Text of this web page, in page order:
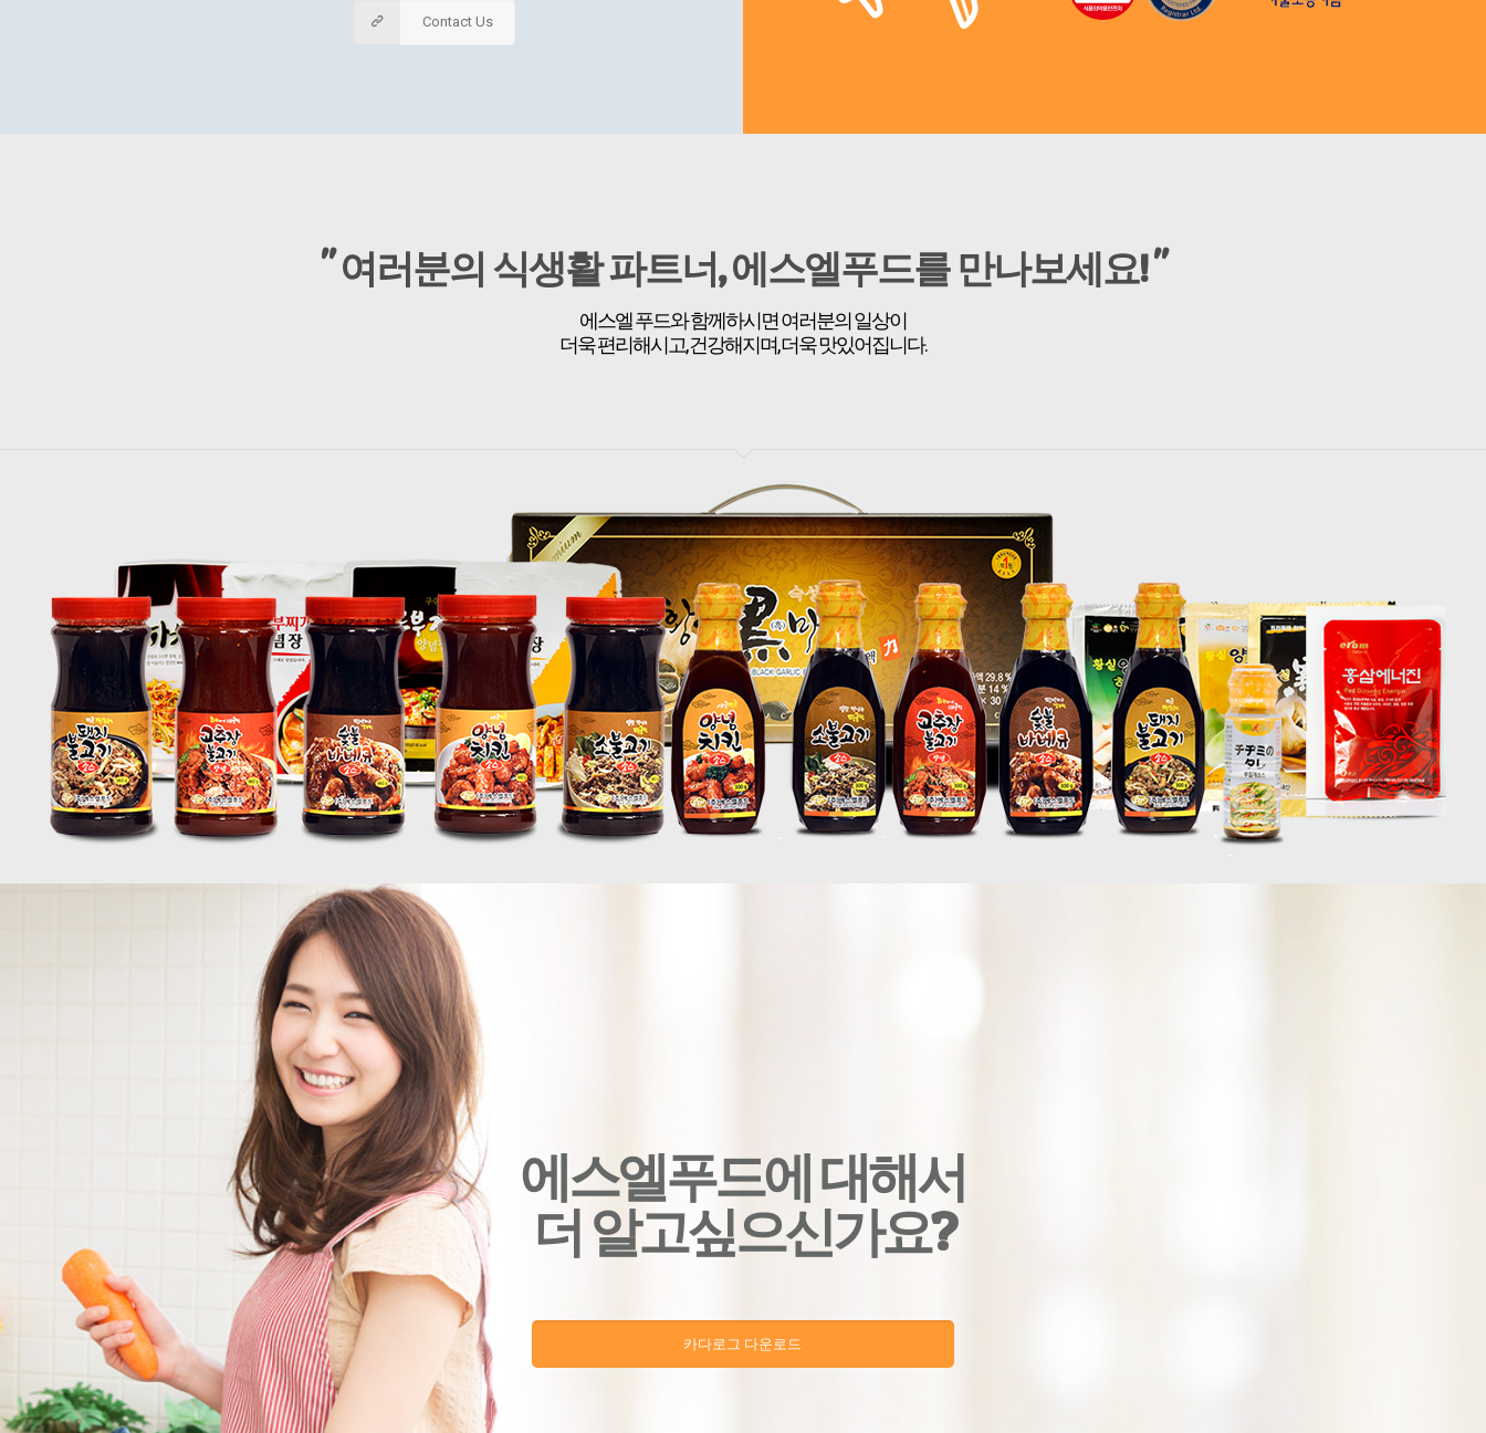
Contact Us
" 여러분의 식생활 파트너, 에스엘푸드를 만나보세요! "
에스엘 푸드와 함께하시면 여러분의 일상이
더욱 편리해시고, 건강해지며, 더욱 맛있어집니다.
에스엘푸드에 대해서
더 알고싶으신가요?
카다로그 다운로드